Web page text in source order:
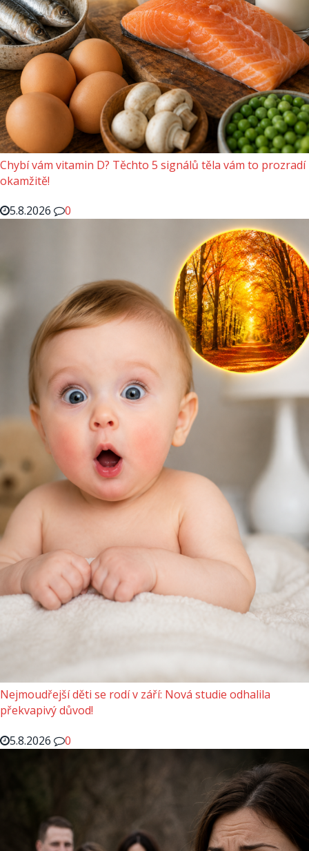
Chybí vám vitamin D? Těchto 5 signálů těla vám to prozradí
okamžitě!
5.8.2026
0
Nejmoudřejší děti se rodí v září: Nová studie odhalila
překvapivý důvod!
5.8.2026
0